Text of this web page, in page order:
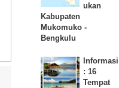
ukan
Kabupaten
Mukomuko -
Bengkulu
Informasi
: 16
Tempat